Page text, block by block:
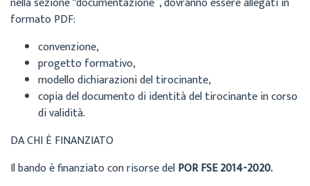
formato PDF:
convenzione,
progetto formativo,
modello dichiarazioni del tirocinante,
copia del documento di identità del tirocinante in corso
di validità.
DA CHI È FINANZIATO
Il bando è finanziato con risorse delPOR FSE 2014-2020.